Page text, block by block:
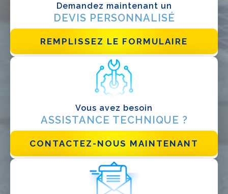
Demandez maintenant un
DEVIS PERSONNALISÉ
REMPLISSEZ LE FORMULAIRE
Vous avez besoin
ASSISTANCE TECHNIQUE ?
CONTACTEZ-NOUS MAINTENANT
EPC
Distributeur
Autre